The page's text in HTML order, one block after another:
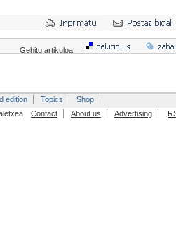
Gehitu artikuloa:
edition Topics
Shop
Contact About us Advertising